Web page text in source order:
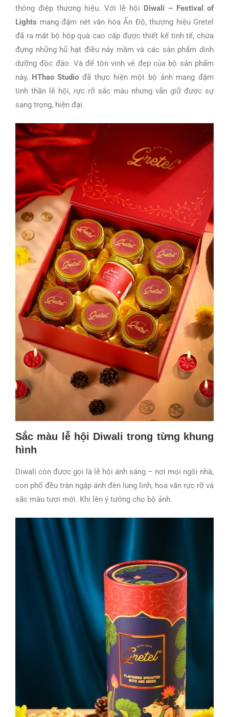
thông điệp thương hiệu. Với lễ hội Diwali – Festival of
Lights mang đậm nét văn hóa Ấn Độ, thương hiệu Gretel
đã ra mắt bộ hộp quà cao cấp được thiết kế tinh tế, chứa
đựng những hũ hạt điều nảy mầm và các sản phẩm dinh
dưỡng độc đáo. Và để tôn vinh vẻ đẹp của bộ sản phẩm
này, HThao Studio đã thực hiện một bộ ảnh mang đậm
tinh thần lễ hội, rực rỡ sắc màu nhưng vẫn giữ được sự
sang trọng, hiện đại.
Sắc màu lễ hội Diwali trong từng khung
hình
Diwali còn được gọi là lễ hội ánh sáng – nơi mọi ngôi nhà,
con phố đều tràn ngập ánh đèn lung linh, hoa văn rực rỡ và
sắc màu tươi mới. Khi lên ý tưởng cho bộ ảnh.